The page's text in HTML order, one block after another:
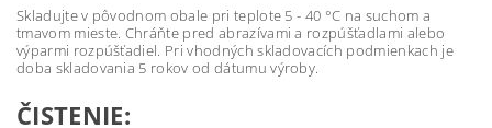
Skladujte v pôvodnom obale pri teplote 5 - 40 °C na suchom a
tmavom mieste. Chráňte pred abrazívami a rozpúšťadlami alebo
výparmi rozpúšťadiel. Pri vhodných skladovacích podmienkach je
doba skladovania 5 rokov od dátumu výroby.
ČISTENIE: